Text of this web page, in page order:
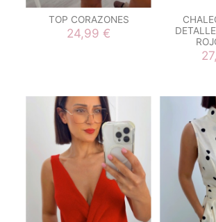
TOP CORAZONES
24,99 €